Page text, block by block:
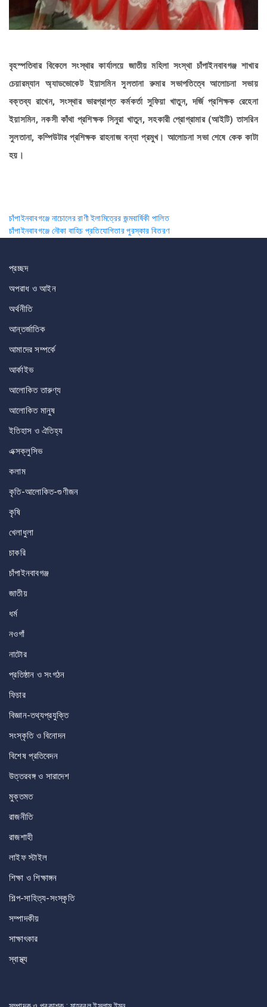
বৃহস্পতিবার বিকেলে সংস্থার কার্যালয়ে জাতীয় মহিলা সংস্থা চাঁপাইনবাবগঞ্জ শাখার
চেয়ারম্যান অ্যাডভোকেট ইয়াসমিন সুলতানা রুমার সভাপতিত্বে আলোচনা সভায়
বক্তব্য রাখেন, সংস্থার ভারপ্রাপ্ত কর্মকর্তা সুফিয়া খাতুন, দর্জি প্রশিক্ষক রেহেনা
ইয়াসমিন, নকসী কাঁথা প্রশিক্ষক সিনুরা খাতুন, সহকারী প্রোগ্রামার (আইটি) তাসরিন
সুলতানা, কম্পিউটার প্রশিক্ষক রাহনাজ বন্যা প্রমুখ। আলোচনা সভা শেষে কেক কাটা
হয়।
Post
navigation
চাঁপাইনবাবগঞ্জে নাচোলের রাণী ইলামিত্রের জন্মবার্ষিকী পালিত
চাঁপাইনবাবগঞ্জে নৌকা বাহিচ প্রতিযোগিতার পুরস্কার বিতরণ
প্রচ্ছদ
অপরাধ ও আইন
অর্থনীতি
আন্তর্জাতিক
আমাদের সম্পর্কে
আর্কাইভ
আলোকিত তারুণ্য
আলোকিত মানুষ
ইতিহাস ও ঐতিহ্য
এক্সক্লুসিভ
কলাম
কৃতি-আলোকিত-গুণীজন
কৃষি
খেলাধুলা
চাকরি
চাঁপাইনবাবগঞ্জ
জাতীয়
ধর্ম
নওগাঁ
নাটোর
প্রতিষ্ঠান ও সংগঠন
ফিচার
বিজ্ঞান-তথ্যপ্রযুক্তি
সংস্কৃতি ও বিনোদন
বিশেষ প্রতিবেদন
উত্তরবঙ্গ ও সারাদেশ
মুক্তমত
রাজনীতি
রাজশাহী
লাইফ স্টাইল
শিক্ষা ও শিক্ষাঙ্গন
শিল্প-সাহিত্য-সংস্কৃতি
সম্পাদকীয়
সাক্ষাৎকার
স্বাস্থ্য